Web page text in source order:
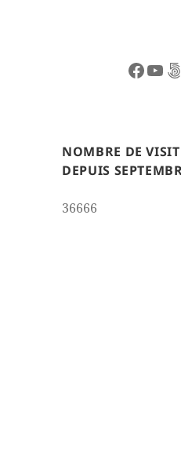
NOMBRE DE
DEPUIS
36666